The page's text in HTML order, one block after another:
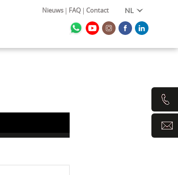
NL
Nieuws FAQ Contact